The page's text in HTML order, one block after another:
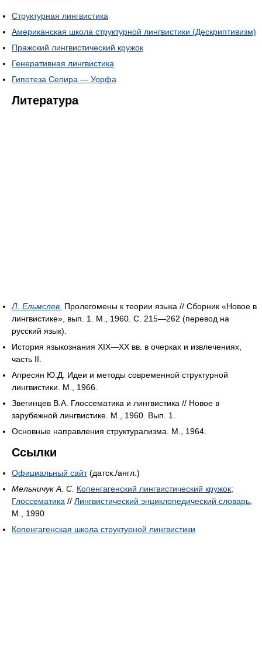
Структурная лингвистика
Американская школа структурной лингвистики (Дескриптивизм)
Пражский лингвистический кружок
Генеративная лингвистика
Гипотеза Сепира — Уорфа
Литература
Л. Ельмслев. Пролегомены к теории языка // Сборник «Новое в
лингвистике», вып. 1. М., 1960. С. 215—262 (перевод на
русский язык).
История языкознания XIX—XX вв. в очерках и извлечениях,
часть II.
Апресян Ю.Д. Идеи и методы современной структурной
лингвистики. М., 1966.
Звегинцев В.А. Глоссематика и лингвистика // Новое в
зарубежной лингвистике. М., 1960. Вып. 1.
Основные направления структурализма. М., 1964.
Ссылки
Официальный сайт(датск./англ.)
Мельничук А. С. Копенгагенский лингвистический кружок;
Глоссематика // Лингвистический энциклопедический словарь
М., 1990
Копенгагенская школа структурной лингвистики